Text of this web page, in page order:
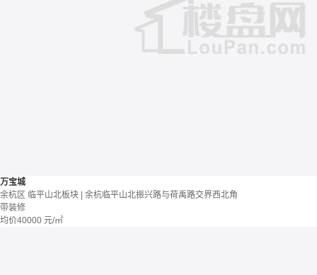
万宝城
余杭区 临平山北板块 | 余杭临平山北振兴路与荷禹路交界西北角
带装修
均价40000 元/㎡